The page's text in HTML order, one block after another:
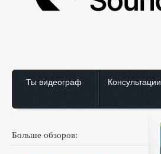
Ты видеограф Консультации
Больше обзоров: